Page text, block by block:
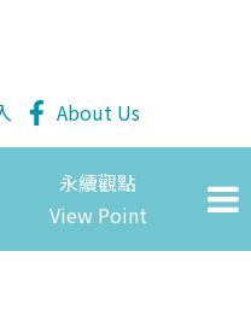
About Us
永續觀點
View Point